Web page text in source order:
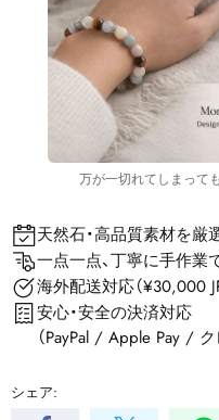
万が一切れてしまって
天然石・高品質素材を厳
一点一点、丁寧に手作業
海外配送対応（¥30,000
安心・安全の決済対応
（PayPal / Apple Pay /
シェア: